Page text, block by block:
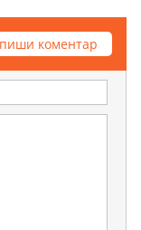
коментар